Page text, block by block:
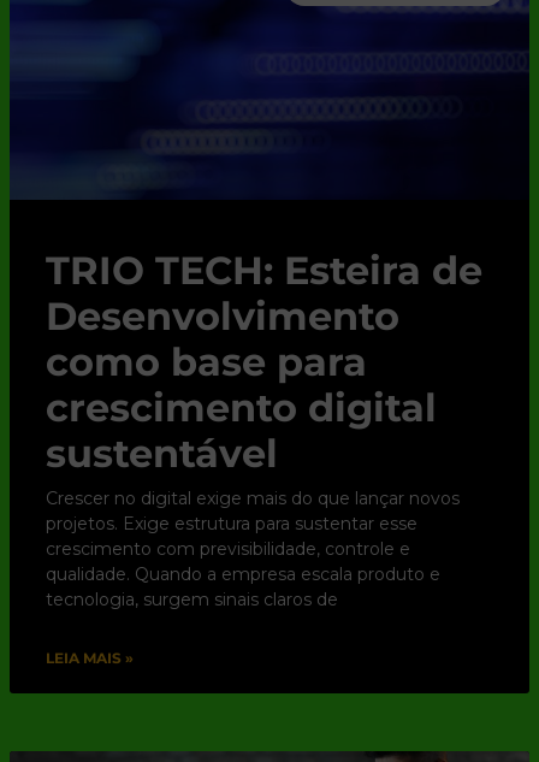
TRIO TECH: Esteira de
Desenvolvimento
como base para
crescimento digital
sustentável
Crescer no digital exige mais do que lançar novos
projetos. Exige estrutura para sustentar esse
crescimento com previsibilidade, controle e
qualidade. Quando a empresa escala produto e
tecnologia, surgem sinais claros de
LEIA MAIS »